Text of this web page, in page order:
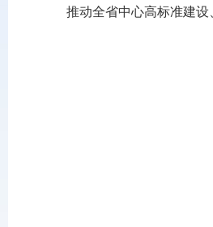
推动全省中心高标准建